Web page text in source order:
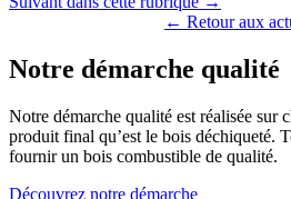
← Retour aux
Notre démarche qualité
Notre démarche qualité est réalisée sur
produit final qu’est le bois déchiqueté.
fournir un bois combustible de qualité.
Découvrez notre démarche